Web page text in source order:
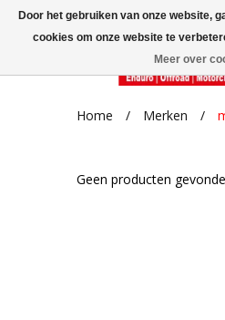
Home / Merken /
Geen producten
Door het gebruiken van onze website,
cookies om onze website te
Meer over